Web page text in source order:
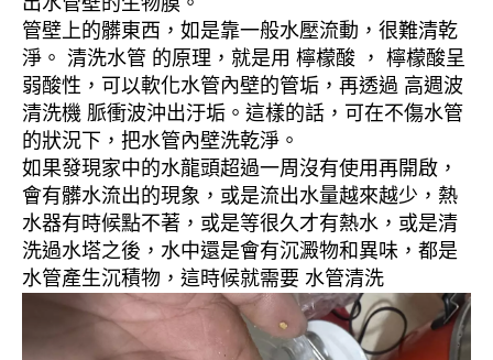
管壁上的髒東西，如是靠一般水壓流動，很難清乾
淨。 清洗水管 的原理，就是用 檸檬酸 ， 檸檬酸呈
弱酸性，可以軟化水管內壁的管垢，再透過 高週波
清洗機 脈衝波沖出汙垢。這樣的話，可在不傷水管
的狀況下，把水管內壁洗乾淨。
如果發現家中的水龍頭超過一周沒有使用再開啟，
會有髒水流出的現象，或是流出水量越來越少，熱
水器有時候點不著，或是等很久才有熱水，或是清
洗過水塔之後，水中還是會有沉澱物和異味，都是
水管產生沉積物，這時候就需要 水管清洗